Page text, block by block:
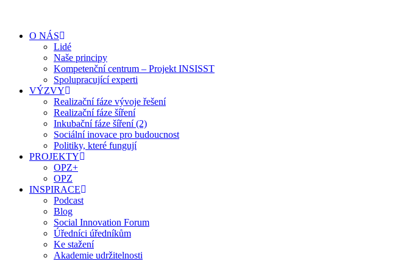
O NÁS
Lidé
Naše principy
Kompetenční centrum – Projekt INSISST
Spolupracující experti
VÝZVY
Realizační fáze vývoje řešení
Realizační fáze šíření
Inkubační fáze šíření (2)
Sociální inovace pro budoucnost
Politiky, které fungují
PROJEKTY
OPZ+
OPZ
INSPIRACE
Podcast
Blog
Social Innovation Forum
Úředníci úředníkům
Ke stažení
Akademie udržitelnosti